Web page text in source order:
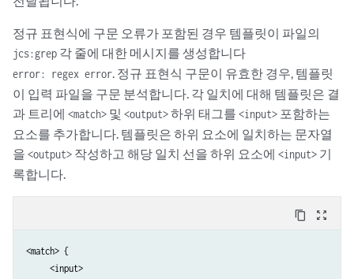
정규 표현식에 구문 오류가 포함된 경우 템플릿이 파일의
jcs:grep 각 줄에 대한 메시지를 생성합니다
error: regex error. 정규 표현식 구문이 유효한 경우, 템플릿
이 입력 파일을 구문 분석합니다. 각 일치에 대해 템플릿은 결
과 트리에 <match> 및 <output>하위 태그를 <input> 포함하는
요소를 추가합니다. 템플릿은 하위 요소에 일치하는 문자열
을 <output> 작성하고 해당 일치 선을 하위 요소에 <input> 기
록합니다.
content_copy zoom_out_map
<match> {
     <input>